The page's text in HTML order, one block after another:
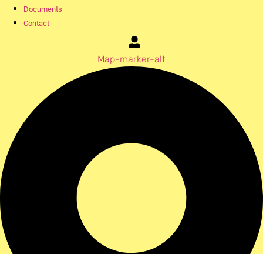
Documents
Contact
Map-marker-alt